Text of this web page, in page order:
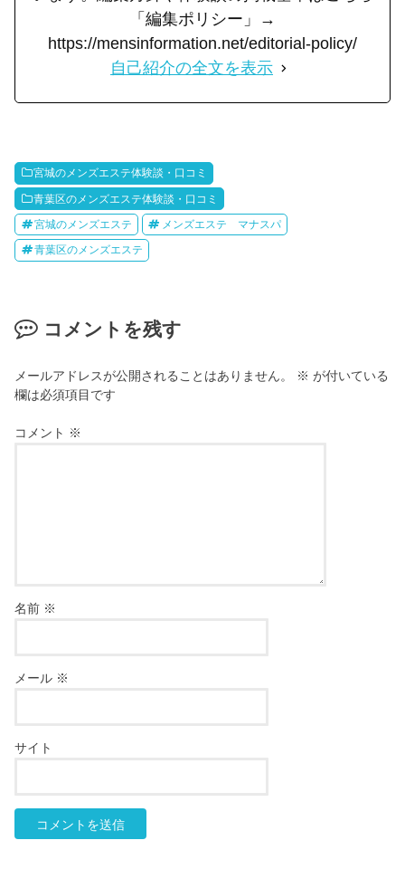
「編集ポリシー」→
https://mensinformation.net/editorial-policy/
自己紹介の全文を表示
宮城のメンズエステ体験談・口コミ
青葉区のメンズエステ体験談・口コミ
宮城のメンズエステ メンズエステ マナスパ
青葉区のメンズエステ
コメントを残す
メールアドレスが公開されることはありません。 ※ が付いている
欄は必須項目です
コメント ※
名前 ※
メール ※
サイト